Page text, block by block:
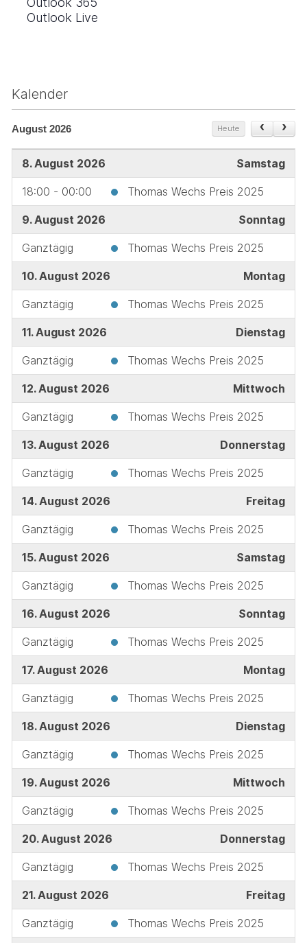
Outlook Live
Kalender
August 2026 Heute
8. August 2026 Samstag
18:00 - 00:00 Thomas Wechs Preis 2025
9. August 2026 Sonntag
Ganztägig Thomas Wechs Preis 2025
10. August 2026 Montag
Ganztägig Thomas Wechs Preis 2025
11. August 2026 Dienstag
Ganztägig Thomas Wechs Preis 2025
12. August 2026 Mittwoch
Ganztägig Thomas Wechs Preis 2025
13. August 2026 Donnerstag
Ganztägig Thomas Wechs Preis 2025
14. August 2026 Freitag
Ganztägig Thomas Wechs Preis 2025
15. August 2026 Samstag
Ganztägig Thomas Wechs Preis 2025
16. August 2026 Sonntag
Ganztägig Thomas Wechs Preis 2025
17. August 2026 Montag
Ganztägig Thomas Wechs Preis 2025
18. August 2026 Dienstag
Ganztägig Thomas Wechs Preis 2025
19. August 2026 Mittwoch
Ganztägig Thomas Wechs Preis 2025
20. August 2026 Donnerstag
Ganztägig Thomas Wechs Preis 2025
21. August 2026 Freitag
Ganztägig Thomas Wechs Preis 2025